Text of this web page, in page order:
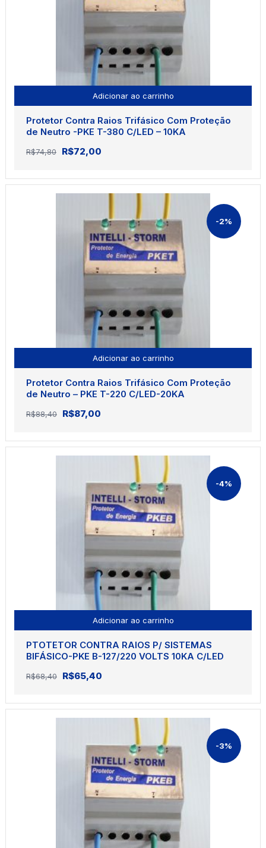
Adicionar ao carrinho
Protetor Contra Raios Trifásico Com Proteção
de Neutro -PKE T-380 C/LED – 10KA
R$74,80
O
original
era:
R$72,00
atual
é:
R$72,00.
-2%
Adicionar ao carrinho
Protetor Contra Raios Trifásico Com Proteção
de Neutro – PKE T-220 C/LED-20KA
R$88,40
O
original
era:
R$87,00
atual
é:
R$87,00.
-4%
Adicionar ao carrinho
PTOTETOR CONTRA RAIOS P/ SISTEMAS
BIFÁSICO-PKE B-127/220 VOLTS 10KA C/LED
R$68,40
O
original
era:
R$65,40
atual
é:
R$65,40.
-3%